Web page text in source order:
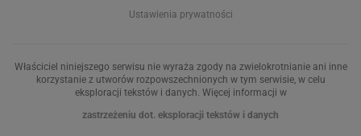
Ustawienia prywatności
Właściciel niniejszego serwisu nie wyraża zgody na zwielokrotnianie ani inne
korzystanie z utworów rozpowszechnionych w tym serwisie, w celu
eksploracji tekstów i danych. Więcej informacji w
zastrzeżeniu dot. eksploracji tekstów i danych